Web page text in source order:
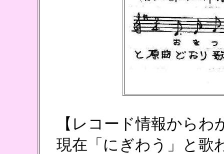
【レコード情報からわ
現在「にぎわう」と歌